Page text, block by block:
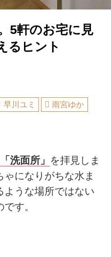
5軒のお宅に見
るヒント
早川ユミ
雨宮ゆか
洗面所」 を拝見しま
ゃになりがちな水ま
ような場所ではない
す。